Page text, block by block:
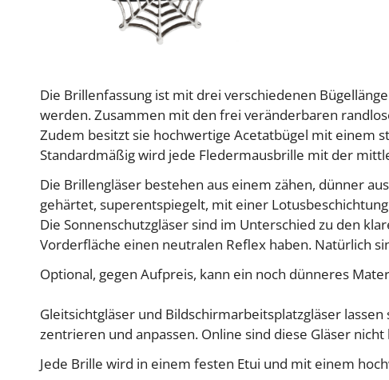
Die Brillenfassung ist mit drei verschiedenen
werden. Zusammen mit den frei veränderbaren
Zudem besitzt sie hochwertige Acetatbügel mit einem
Standardmäßig wird jede Fledermausbrille mit der
Die Brillengläser bestehen aus einem zähen, dünner
gehärtet, superentspiegelt, mit einer
Die Sonnenschutzgläser sind im Unterschied zu den
Vorderfläche einen neutralen Reflex haben. Natürlich
Optional, gegen Aufpreis, kann ein noch dünneres
Gleitsichtgläser und Bildschirmarbeitsplatzgläser
zentrieren und anpassen. Online sind diese Gläser
Jede Brille wird in einem festen Etui und mit einem